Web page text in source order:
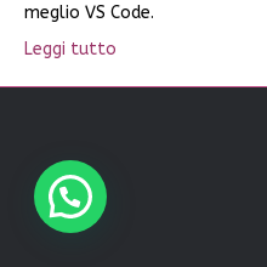
meglio VS Code.
Leggi tutto